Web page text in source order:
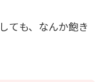
ても、なんか飽き